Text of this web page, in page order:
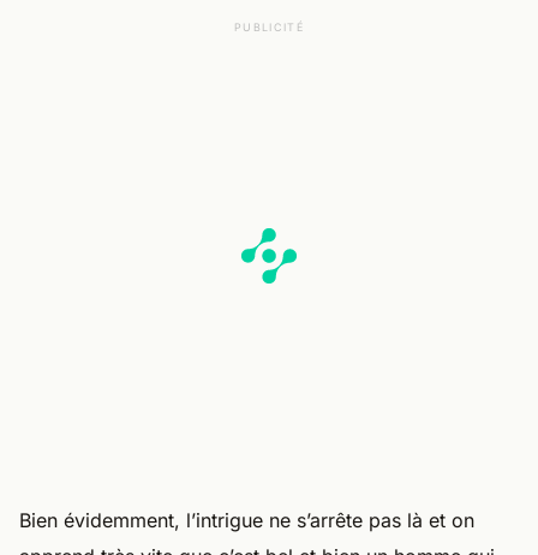
PUBLICITÉ
Bien évidemment, l’intrigue ne s’arrête pas là et on